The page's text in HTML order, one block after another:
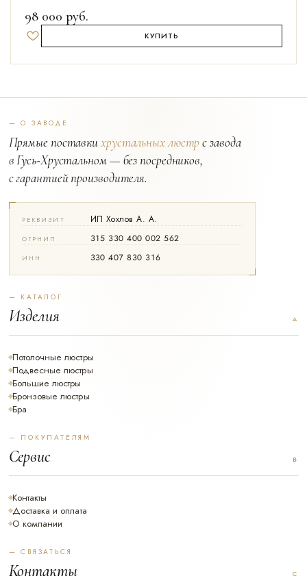
98 000 руб.
Добавить в избранное КУПИТЬ
— О ЗАВОДЕ
Прямые поставкихрустальных люстрс завода
в Гусь-Хрустальном — без посредников,
с гарантией производителя.
РЕКВИЗИТ ИП Хохлов А. А.
ОГРНИП 315 330 400 002 562
ИНН 330 407 830 316
— КАТАЛОГ
Изделия
Потолочные люстры
Подвесные люстры
Большие люстры
Бронзовые люстры
Бра
— ПОКУПАТЕЛЯМ
Сервис
Контакты
Доставка и оплата
О компании
— СВЯЗАТЬСЯ
Контакты